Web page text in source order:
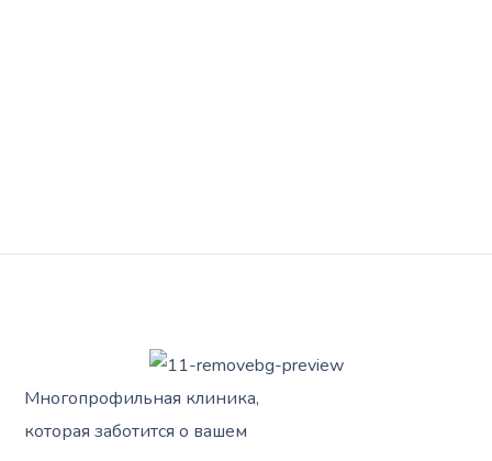
Многопрофильная клиника,
которая заботится о вашем